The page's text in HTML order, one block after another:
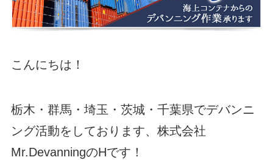
こんにちは！
栃木・群馬・埼玉・茨城・千葉県でデバンニ
ング活動をしております、株式会社
Mr.DevanningのHです！